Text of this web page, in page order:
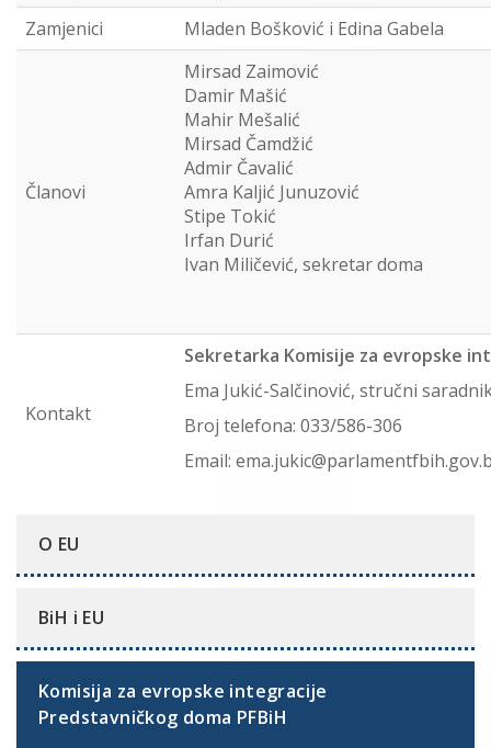
Zamjenici
Mladen Bošković i Edina Gabela
Članovi
Mirsad Zaimović
Damir Mašić
Mahir Mešalić
Mirsad Čamdžić
Admir Čavalić
Amra Kaljić Junuzović
Stipe Tokić
Irfan Durić
Ivan Miličević, sekretar doma
Kontakt
Sekretarka Komisije za evropske
Ema Jukić-Salčinović, stručni
Broj telefona: 033/586-306
Email:
O EU
BiH i EU
Komisija za evropske integracije
Predstavničkog doma PFBiH